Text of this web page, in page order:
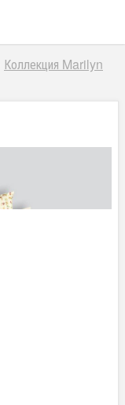
Коллекция Marilyn